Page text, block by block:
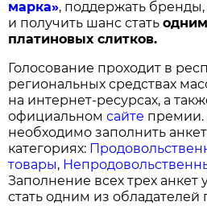
марка», поддержать
и получить шанс стать
платиновых слитков.
Голосование проходит в
региональных средствах
на интернет-ресурсах, а
официальномсайте премии.
необходимо заполнить
категориях:
товары,
Заполнение всех трех
стать одним из обладателей